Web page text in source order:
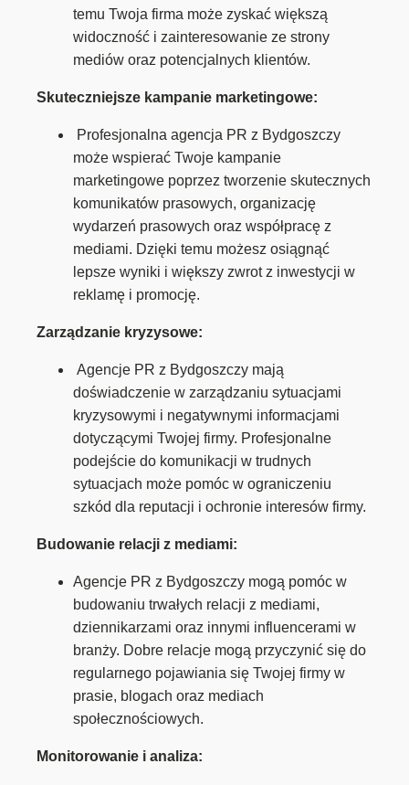
temu Twoja firma może zyskać większą
widoczność i zainteresowanie ze strony
mediów oraz potencjalnych klientów.
Skuteczniejsze kampanie marketingowe:
Profesjonalna agencja PR z Bydgoszczy
może wspierać Twoje kampanie
marketingowe poprzez tworzenie skutecznych
komunikatów prasowych, organizację
wydarzeń prasowych oraz współpracę z
mediami. Dzięki temu możesz osiągnąć
lepsze wyniki i większy zwrot z inwestycji w
reklamę i promocję.
Zarządzanie kryzysowe:
Agencje PR z Bydgoszczy mają
doświadczenie w zarządzaniu sytuacjami
kryzysowymi i negatywnymi informacjami
dotyczącymi Twojej firmy. Profesjonalne
podejście do komunikacji w trudnych
sytuacjach może pomóc w ograniczeniu
szkód dla reputacji i ochronie interesów firmy.
Budowanie relacji z mediami:
Agencje PR z Bydgoszczy mogą pomóc w
budowaniu trwałych relacji z mediami,
dziennikarzami oraz innymi influencerami w
branży. Dobre relacje mogą przyczynić się do
regularnego pojawiania się Twojej firmy w
prasie, blogach oraz mediach
społecznościowych.
Monitorowanie i analiza: